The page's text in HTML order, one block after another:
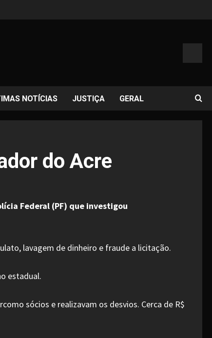
NOTÍCIAS JUSTIÇA GERAL
do Acre
Federal (PF) que investigou
lavagem de dinheiro e fraude a licitação.
estadual.
sócios e realizavam os desvios. Cerca de R$